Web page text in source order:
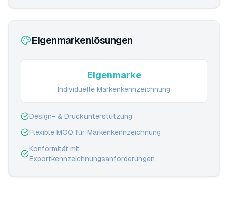
Eigenmarkenlösungen
Eigenmarke
Individuelle Markenkennzeichnung
Design- & Druckunterstützung
Flexible MOQ für Markenkennzeichnung
Konformität mit
Exportkennzeichnungsanforderungen